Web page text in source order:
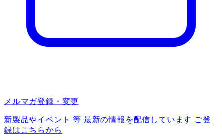
メルマガ登録・変更
新製品やイベント 等 最新の情報を配信しています ご登
録はこちらから